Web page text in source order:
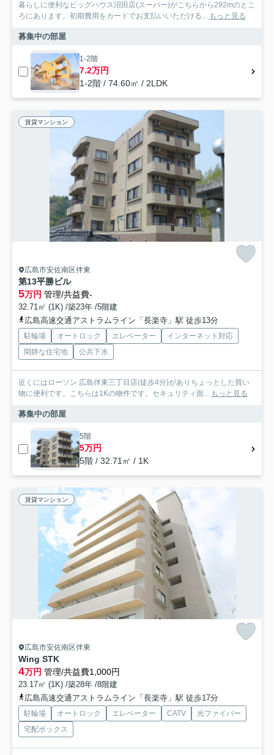
暮らしに便利なビッグハウス沼田店(スーパー)がこちらから292mのとこ
ろにあります。初期費用をカードでお支払いいただける... もっと見る
募集中の部屋
1-2階
7.2万円
1-2階 / 74.60㎡ / 2LDK
賃貸マンション
広島市安佐南区伴東
第13平勝ビル
5万円 管理/共益費-
32.71㎡ (1K) /築23年 /5階建
広島高速交通アストラムライン「長楽寺」駅 徒歩13分
駐輪場 オートロック エレベーター
インターネット対応
閑静な住宅地
公共下水
近くにはローソン 広島伴東三丁目店(徒歩4分)がありちょっとした買い
物に便利です。こちらは1Kの物件です。セキュリティ面... もっと見る
募集中の部屋
5階
5万円
5階 / 32.71㎡ / 1K
賃貸マンション
広島市安佐南区伴東
Wing STK
4万円 管理/共益費1,000円
23.17㎡ (1K) /築28年 /8階建
広島高速交通アストラムライン「長楽寺」駅 徒歩17分
駐輪場 オートロック エレベーター CATV
光ファイバー
宅配ボックス